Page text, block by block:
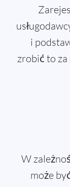
i
zrobić to za
W
może